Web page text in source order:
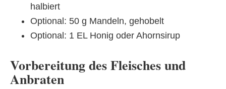
halbiert
Optional: 50 g Mandeln, gehobelt
Optional: 1 EL Honig oder Ahornsirup
Vorbereitung des Fleisches und
Anbraten